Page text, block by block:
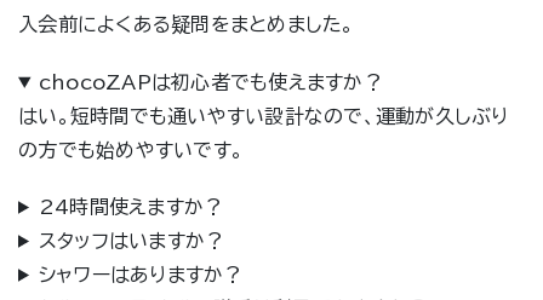
入会前によくある疑問をまとめました。
chocoZAPは初心者でも使えますか？
はい。短時間でも通いやすい設計なので、運動が久しぶり
の方でも始めやすいです。
24時間使えますか？
スタッフはいますか？
シャワーはありますか？